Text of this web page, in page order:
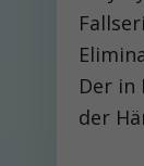
Der in
der